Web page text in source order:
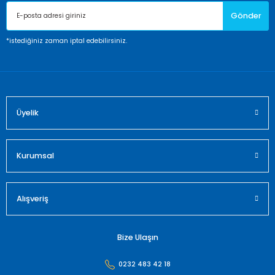
Ürün bilgilerinde hatalar bulunuyor.
Gönder
*istediğiniz zaman iptal edebilirsiniz.
Üyelik
Kurumsal
Alışveriş
Bize Ulaşın
0232 483 42 18